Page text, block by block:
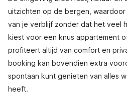
uitzichten op de bergen,
van je verblijf zonder dat het veel
kiest voor een knus appartement
profiteert altijd van comfort en
booking kan bovendien extra
spontaan kunt genieten van alles
heeft.